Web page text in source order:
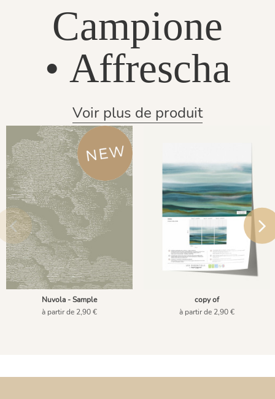
Campione
• Affrescha
Voir plus de produit
Nuvola - Sample
à partir de 2,90 €
copy of
à partir de 2,90 €